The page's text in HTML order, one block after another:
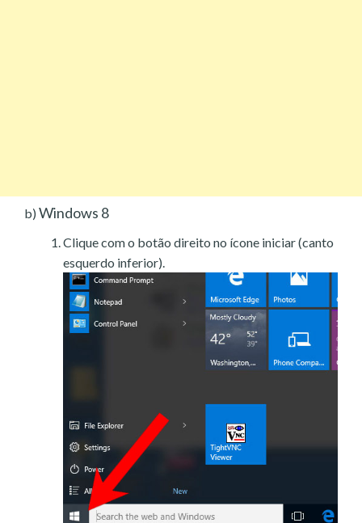
b) Windows 8
Clique com o botão direito no ícone iniciar (canto
esquerdo inferior).